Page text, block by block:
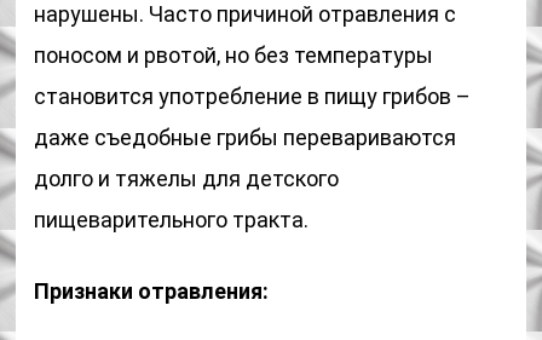
нарушены. Часто причиной отравления с
поносом и рвотой, но без температуры
становится употребление в пищу грибов –
даже съедобные грибы перевариваются
долго и тяжелы для детского
пищеварительного тракта.
Признаки отравления: